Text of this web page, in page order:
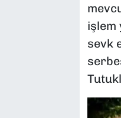
işlem
sevk